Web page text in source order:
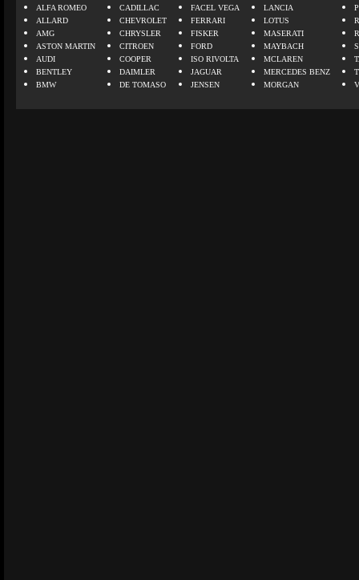
ALFA ROMEO
ALLARD
AMG
ASTON MARTIN
AUDI
BENTLEY
BMW
CADILLAC
CHEVROLET
CHRYSLER
CITROEN
COOPER
DAIMLER
DE TOMASO
FACEL VEGA
FERRARI
FISKER
FORD
ISO RIVOLTA
JAGUAR
JENSEN
LANCIA
LOTUS
MASERATI
MAYBACH
MCLAREN
MERCEDES BENZ
MORGAN